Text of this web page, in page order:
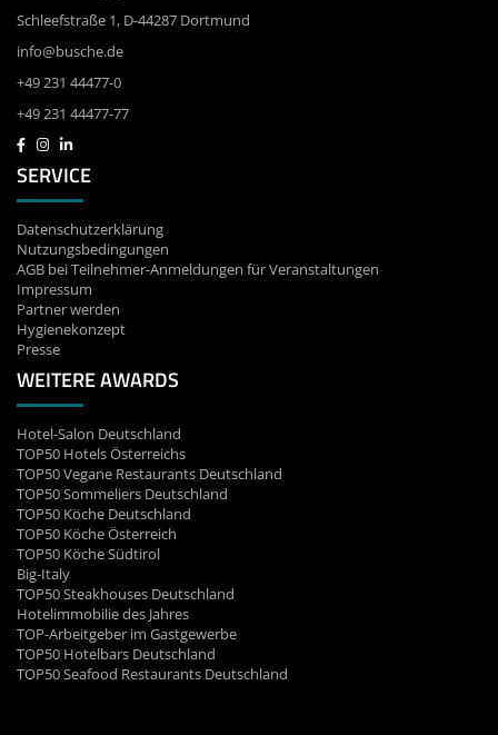
Schleefstraße 1, D-44287 Dortmund
info@busche.de
+49 231 44477-0
+49 231 44477-77
SERVICE
Datenschutzerklärung
Nutzungsbedingungen
AGB bei Teilnehmer-Anmeldungen für Veranstaltungen
Impressum
Partner werden
Hygienekonzept
Presse
WEITERE AWARDS
Hotel-Salon Deutschland
TOP50 Hotels Österreichs
TOP50 Vegane Restaurants Deutschland
TOP50 Sommeliers Deutschland
TOP50 Köche Deutschland
TOP50 Köche Österreich
TOP50 Köche Südtirol
Big-Italy
TOP50 Steakhouses Deutschland
Hotelimmobilie des Jahres
TOP-Arbeitgeber im Gastgewerbe
TOP50 Hotelbars Deutschland
TOP50 Seafood Restaurants Deutschland